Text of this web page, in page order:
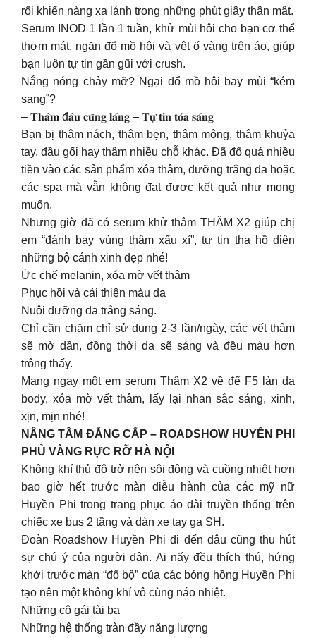
rối khiến nàng xa lánh trong những phút giây thân mật.
Serum INOD 1 lần 1 tuần, khử mùi hôi cho bạn cơ thể
thơm mát, ngăn đổ mồ hôi và vệt ố vàng trên áo, giúp
bạn luôn tự tin gần gũi với crush.
Nắng nóng chảy mỡ? Ngại đổ mồ hôi bay mùi “kém
sang”?
– 𝐓𝐡𝐚̂𝐦 đ𝐚̂𝐮 𝐜𝐮̃𝐧𝐠 𝐥𝐚́𝐧𝐠 – 𝐓𝐮̛̣ 𝐭𝐢𝐧 𝐭𝐨̉𝐚 𝐬𝐚́𝐧𝐠
Bạn bị thâm nách, thâm bẹn, thâm mông, thâm khuỷa
tay, đầu gối hay thâm nhiều chỗ khác. Đã đổ quá nhiều
tiền vào các sản phẩm xóa thâm, dưỡng trắng da hoặc
các spa mà vẫn không đạt được kết quả như mong
muốn.
Nhưng giờ đã có serum khử thâm THÂM X2 giúp chị
em “đánh bay vùng thâm xấu xí”, tự tin tha hồ diện
những bộ cánh xinh đẹp nhé!
Ức chế melanin, xóa mờ vết thâm
Phục hồi và cải thiện màu da
Nuôi dưỡng da trắng sáng.
Chỉ cần chăm chỉ sử dụng 2-3 lần/ngày, các vết thâm
sẽ mờ dần, đồng thời da sẽ sáng và đều màu hơn
trông thấy.
Mang ngay một em serum Thâm X2 về để F5 làn da
body, xóa mờ vết thâm, lấy lại nhan sắc sáng, xinh,
xịn, mịn nhé!
NÂNG TẦM ĐẲNG CẤP – ROADSHOW HUYỀN PHI
PHỦ VÀNG RỰC RỠ HÀ NỘI
Không khí thủ đô trở nên sôi động và cuồng nhiệt hơn
bao giờ hết trước màn diễu hành của các mỹ nữ
Huyền Phi trong trang phục áo dài truyền thống trên
chiếc xe bus 2 tầng và dàn xe tay ga SH.
Đoàn Roadshow Huyền Phi đi đến đâu cũng thu hút
sự chú ý của người dân. Ai nấy đều thích thú, hứng
khởi trước màn “đổ bộ” của các bóng hồng Huyền Phi
tạo nên một không khí vô cùng náo nhiệt.
Những cô gái tài ba
Những hệ thống tràn đầy năng lượng